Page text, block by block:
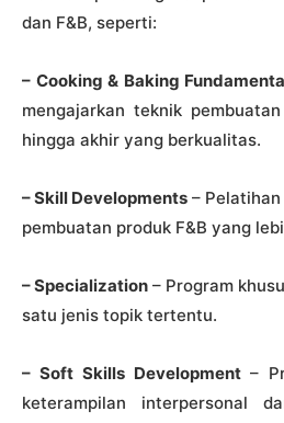
dan F&B, seperti:
– Cooking & Baking
mengajarkan teknik
hingga akhir yang berkualitas.
– Skill Developments –
pembuatan produk F&B yang
– Specialization – Program
satu jenis topik tertentu.
– Soft Skills Development–
keterampilan interpersonal